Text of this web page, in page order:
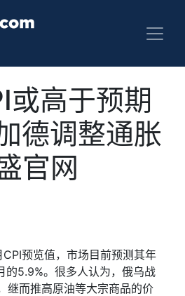
或高于预期
德调整通胀
官网
CPI预览值，市场目前预测其年
的5.9%。很多人认为，俄乌战
继而推高原油等大宗商品的价